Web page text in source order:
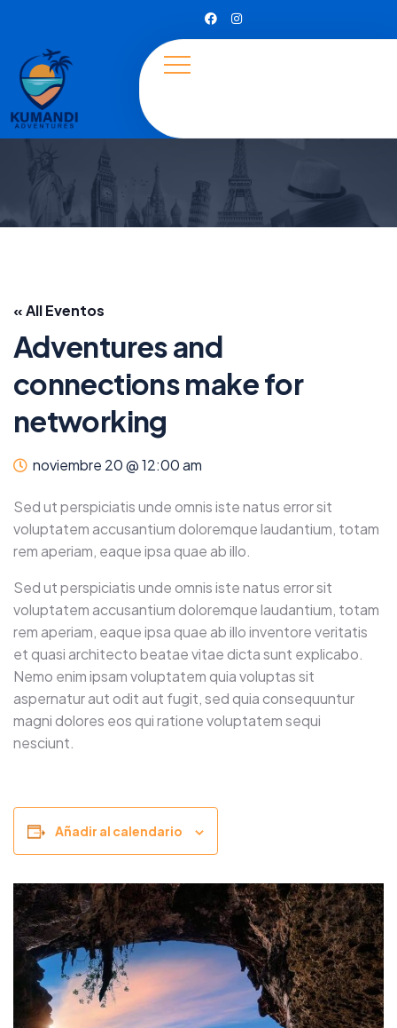
« All Eventos
Adventures and
connections make for
networking
noviembre 20 @ 12:00 am
Sed ut perspiciatis unde omnis iste natus error sit
voluptatem accusantium doloremque laudantium, totam
rem aperiam, eaque ipsa quae ab illo.
Sed ut perspiciatis unde omnis iste natus error sit
voluptatem accusantium doloremque laudantium, totam
rem aperiam, eaque ipsa quae ab illo inventore veritatis
et quasi architecto beatae vitae dicta sunt explicabo.
Nemo enim ipsam voluptatem quia voluptas sit
aspernatur aut odit aut fugit, sed quia consequuntur
magni dolores eos qui ratione voluptatem sequi
nesciunt.
Añadir al calendario